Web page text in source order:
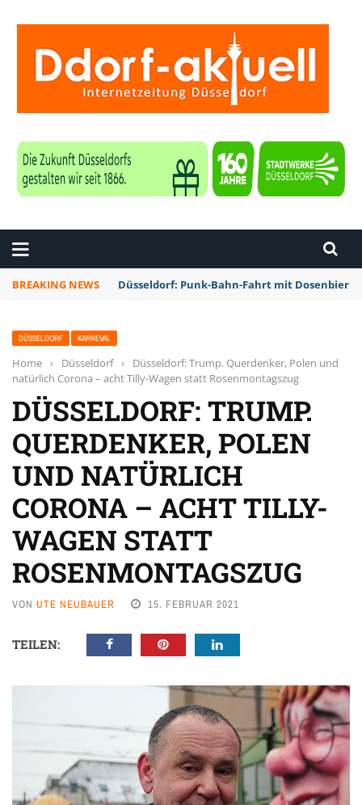
BREAKING NEWS Düsseldorf: Rheinbahn testet Technik zur
DÜSSELDORF KARNEVAL
Home › Düsseldorf ›
Düsseldorf: Trump. Querdenker, Polen und
natürlich Corona – acht Tilly-Wagen statt Rosenmontagszug
DÜSSELDORF: TRUMP.
QUERDENKER, POLEN
UND NATÜRLICH
CORONA – ACHT TILLY-
WAGEN STATT
ROSENMONTAGSZUG
VON UTE NEUBAUER 15. FEBRUAR 2021
TEILEN: